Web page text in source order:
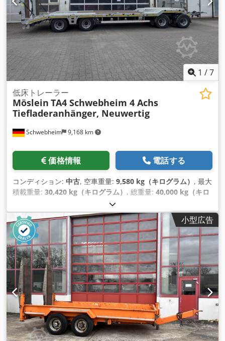
1 /7
Schwebheim 9,168 km
低床トレーラー
Möslein TA4 Schwebheim 4 Achs
Tiefladeranhänger, Neuwertig
価格情報 電話する
コンディション: 中古, 空車重量: 9,580 kg（キログラム） , 最大
積載重量: 30,420 kg（キログラム） , 総重量: 40,000 kg（キロ
, 初回登録:
（TÜV）:04/2027, サスペンション:空気, タイヤサイズ:
235/75R17,5 --/140J, 色:その他, 変速方式:その他
, フロントタ
イヤサイズ:
235/75R17,5 --/140J, 後輪タイヤサイズ:
235/75R17,5 --/140J, 運転席:その他, 排出クラス: なし, 装備:
ABS（アンチロック・ブレーキ・システム）, 圧縮空気ブレー
キ,
小型広告